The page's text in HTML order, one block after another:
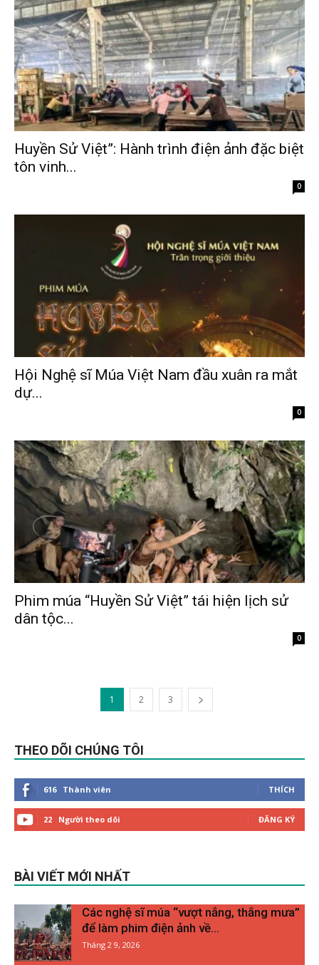
Huyền Sử Việt”: Hành trình điện ảnh đặc biệt
tôn vinh...
0
Hội Nghệ sĩ Múa Việt Nam đầu xuân ra mắt
dự...
0
Phim múa “Huyền Sử Việt” tái hiện lịch sử
dân tộc...
0
1 2 3
THEO DÕI CHÚNG TÔI
616 Thành viên THÍCH
22 Người theo dõi ĐĂNG KÝ
BÀI VIẾT MỚI NHẤT
Các nghệ sĩ múa “vượt nắng, thắng mưa”
để làm phim điện ảnh về...
Tháng 2 9, 2026